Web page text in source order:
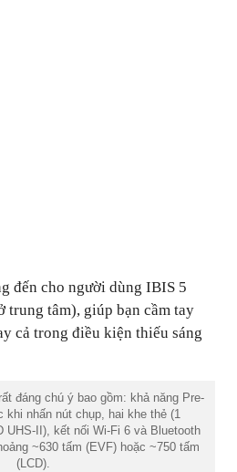
đến cho người dùng IBIS 5
trung tâm), giúp bạn cầm tay
cả trong điều kiện thiếu sáng
đáng chú ý bao gồm: khả năng Pre-
khi nhấn nút chụp, hai khe thẻ (1
UHS-II), kết nối Wi-Fi 6 và Bluetooth
~630 tấm (EVF) hoặc ~750 tấm
(LCD).